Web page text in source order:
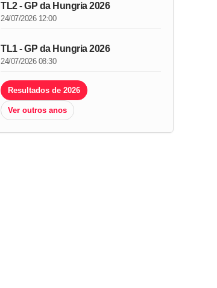
TL2 - GP da Hungria 2026
24/07/2026 12:00
TL1 - GP da Hungria 2026
24/07/2026 08:30
Resultados de 2026
Ver outros anos